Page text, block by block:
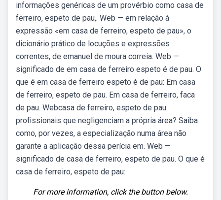
informações genéricas de um provérbio como casa de
ferreiro, espeto de pau,. Web — em relação à
expressão «em casa de ferreiro, espeto de pau», o
dicionário prático de locuções e expressões
correntes, de emanuel de moura correia. Web —
significado de em casa de ferreiro espeto é de pau. O
que é em casa de ferreiro espeto é de pau: Em casa
de ferreiro, espeto de pau. Em casa de ferreiro, faca
de pau. Webcasa de ferreiro, espeto de pau
profissionais que negligenciam a própria área? Saiba
como, por vezes, a especialização numa área não
garante a aplicação dessa perícia em. Web —
significado de casa de ferreiro, espeto de pau. O que é
casa de ferreiro, espeto de pau:
For more information, click the button below.